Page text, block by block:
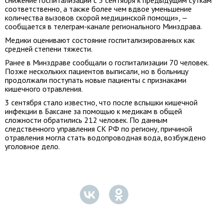
соответственно, а также более чем вдвое уменьшение
количества вызовов скорой медицинской помощи», —
сообщается в телеграм-канале регионального Минздрава.
Медики оценивают состояние госпитализированных как
средней степени тяжести.
Ранее в Минздраве сообщали о госпитализации 70 человек.
Позже нескольких пациентов выписали, но в больницу
продолжали поступать новые пациенты с признаками
кишечного отравления.
3 сентября стало известно, что после вспышки кишечной
инфекции в Баксане за помощью к медикам в общей
сложности обратились 212 человек. По данным
следственного управления СК РФ по региону, причиной
отравления могла стать водопроводная вода, возбуждено
уголовное дело.